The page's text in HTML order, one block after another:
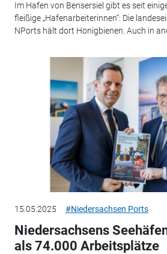
Im Hafen von Bensersiel gibt es seit
fleißige „Hafenarbeiterinnen“: Die
NPorts hält dort Honigbienen. Auch in
15.05.2025 #Niedersachsen Ports
Niedersachsens
als 74.000 Arbeitsplätze